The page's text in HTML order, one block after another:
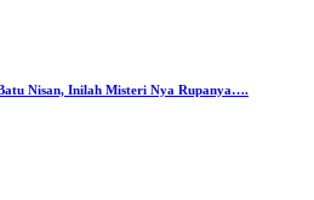
Nisan, Inilah Misteri Nya Rupanya….